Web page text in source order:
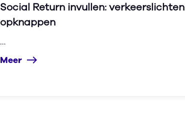
Social Return invullen: verkeerslichten
opknappen
…
Meer east